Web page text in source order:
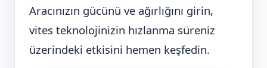
Aracınızın gücünü ve ağırlığını girin,
vites teknolojinizin hızlanma süreniz
üzerindeki etkisini hemen keşfedin.